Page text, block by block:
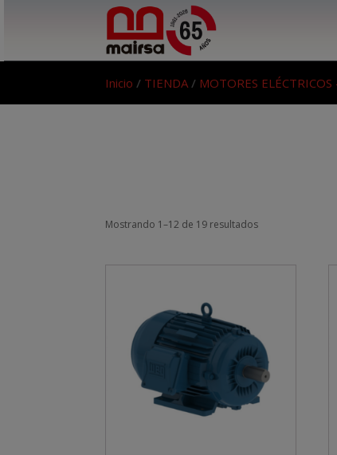
Inicio / TIENDA/ MOTORES ELÉCTRICOS
Mostrando 1–12 de 19 resultados